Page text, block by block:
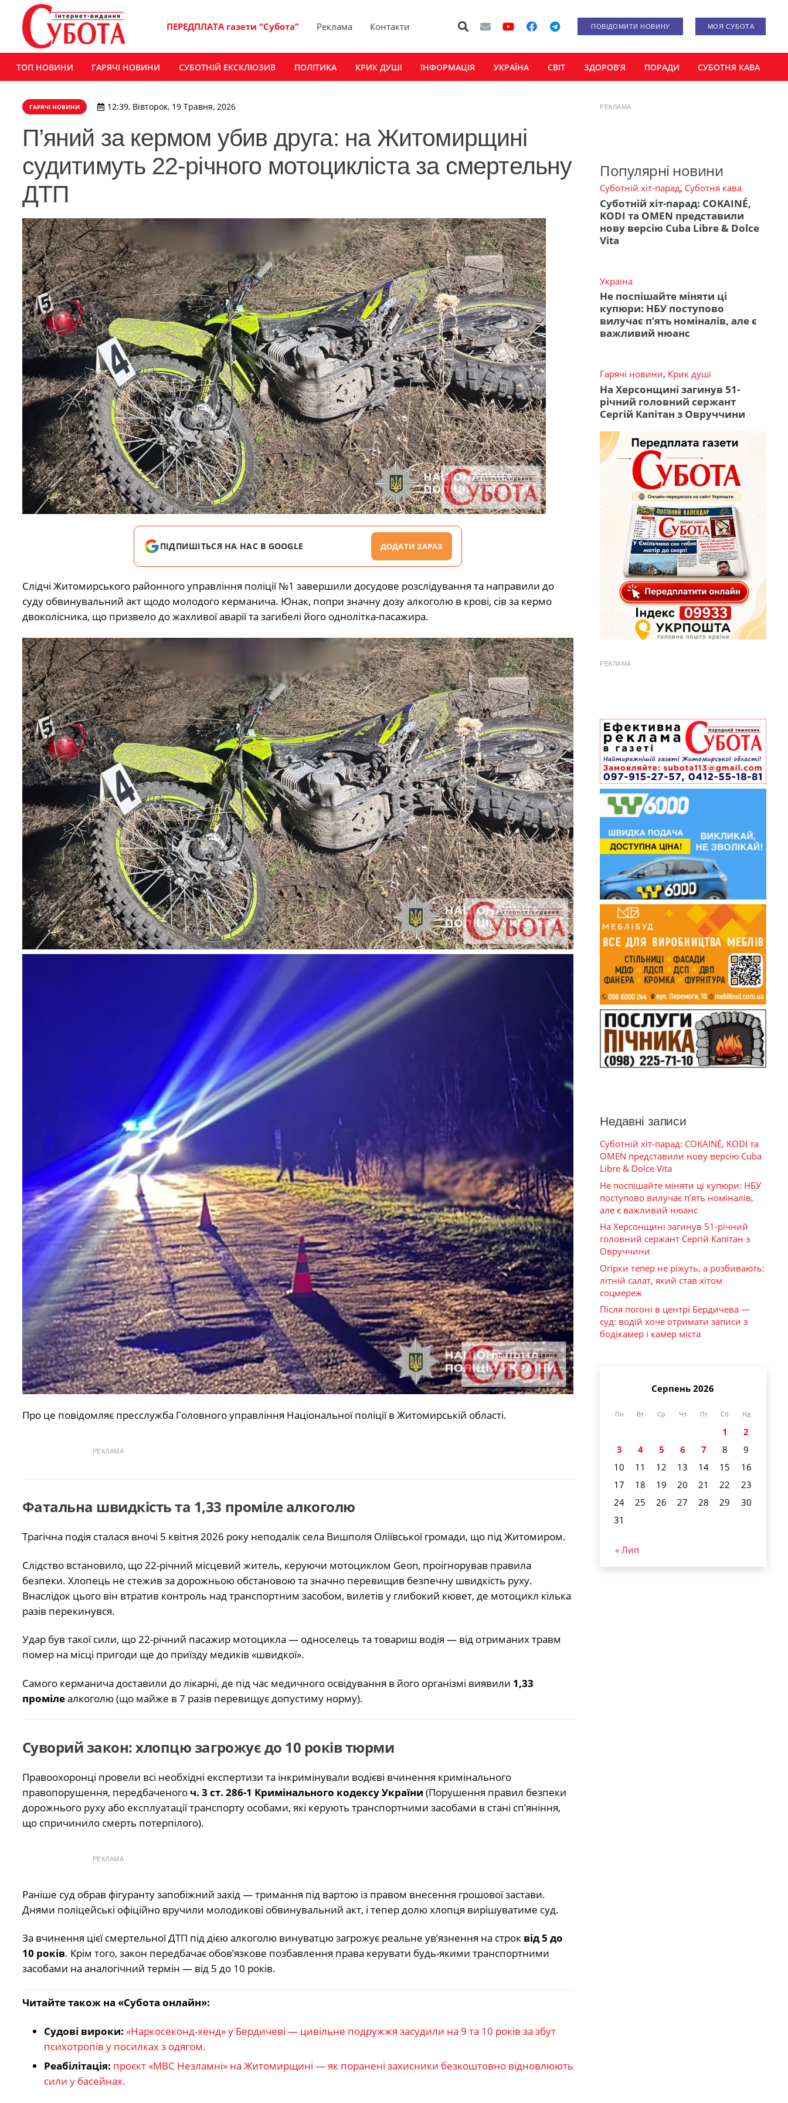
ПЕРЕДПЛАТА газети “Субота” Реклама Контакти ПОВІДОМИТИ НОВИНУ МОЯ СУБОТА
ТОП НОВИНИ ГАРЯЧІ НОВИНИ СУБОТНІЙ ЕКСКЛЮЗИВ ПОЛІТИКА КРИК ДУШІ ІНФОРМАЦІЯ УКРАЇНА СВІТ ЗДОРОВ’Я ПОРАДИ СУБОТНЯ КАВА
ГАРЯЧІ НОВИНИ 12:39, Вівторок, 19 Травня, 2026
П’яний за кермом убив друга: на Житомирщині
судитимуть 22-річного мотоцикліста за смертельну
ДТП
ПІДПИШІТЬСЯ НА НАС В GOOGLE ДОДАТИ ЗАРАЗ
Слідчі Житомирського районного управління поліції №1 завершили досудове розслідування та направили до
суду обвинувальний акт щодо молодого керманича. Юнак, попри значну дозу алкоголю в крові, сів за кермо
двоколісника, що призвело до жахливої аварії та загибелі його однолітка-пасажира.
Про це повідомляє пресслужба Головного управління Національної поліції в Житомирській області.
РЕКЛАМА
Фатальна швидкість та 1,33 проміле алкоголю
Трагічна подія сталася вночі 5 квітня 2026 року неподалік села Вишполя Оліївської громади, що під Житомиром.
Слідство встановило, що 22-річний місцевий житель, керуючи мотоциклом Geon, проігнорував правила
безпеки. Хлопець не стежив за дорожньою обстановою та значно перевищив безпечну швидкість руху.
Внаслідок цього він втратив контроль над транспортним засобом, вилетів у глибокий кювет, де мотоцикл кілька
разів перекинувся.
Удар був такої сили, що 22-річний пасажир мотоцикла — односелець та товариш водія — від отриманих травм
помер на місці пригоди ще до приїзду медиків «швидкої».
Самого керманича доставили до лікарні, де під час медичного освідування в його організмі виявили 1,33
промілеалкоголю (що майже в 7 разів перевищує допустиму норму).
Суворий закон: хлопцю загрожує до 10 років тюрми
Правоохоронці провели всі необхідні експертизи та інкримінували водієві вчинення кримінального
правопорушення, передбаченого ч. 3 ст. 286-1 Кримінального кодексу України (Порушення правил безпеки
дорожнього руху або експлуатації транспорту особами, які керують транспортними засобами в стані сп’яніння,
що спричинило смерть потерпілого).
РЕКЛАМА
Раніше суд обрав фігуранту запобіжний захід — тримання під вартою із правом внесення грошової застави.
Днями поліцейські офіційно вручили молодикові обвинувальний акт, і тепер долю хлопця вирішуватиме суд.
За вчинення цієї смертельної ДТП під дією алкоголю винуватцю загрожує реальне ув’язнення на строк від 5 до
10 років. Крім того, закон передбачає обов’язкове позбавлення права керувати будь-якими транспортними
засобами на аналогічний термін — від 5 до 10 років.
Читайте також на «Субота онлайн»:
Судові вироки: «Наркосеконд-хенд» у Бердичеві — цивільне подружжя засудили на 9 та 10 років за збут
психотропів у посилках з одягом.
Реабілітація: проєкт «МВС Незламні» на Житомирщині — як поранені захисники безкоштовно відновлюють
сили у басейнах.
РЕКЛАМА
Популярні новини
Суботній хіт-парад, Суботня кава
Суботній хіт-парад: COKAINÉ,
KODI та OMEN представили
нову версію Cuba Libre & Dolce
Vita
Україна
Не поспішайте міняти ці
купюри: НБУ поступово
вилучає п’ять номіналів, але є
важливий нюанс
Гарячі новини, Крик душі
На Херсонщині загинув 51-
річний головний сержант
Сергій Капітан з Овруччини
РЕКЛАМА
Недавні записи
Суботній хіт-парад: COKAINÉ, KODI та
OMEN представили нову версію Cuba
Libre & Dolce Vita
Не поспішайте міняти ці купюри: НБУ
поступово вилучає п’ять номіналів,
але є важливий нюанс
На Херсонщині загинув 51-річний
головний сержант Сергій Капітан з
Овруччини
Огірки тепер не ріжуть, а розбивають:
літній салат, який став хітом
соцмереж
Після погоні в центрі Бердичева —
суд: водій хоче отримати записи з
бодікамер і камер міста
Серпень 2026
Пн Вт Ср Чт Пт Сб Нд
1
2
3
4 5 6 7 8
9
10
11 12 13 14 15
16
17
18 19 20 21 22
23
24
25 26 27 28 29
30
31
« Лип